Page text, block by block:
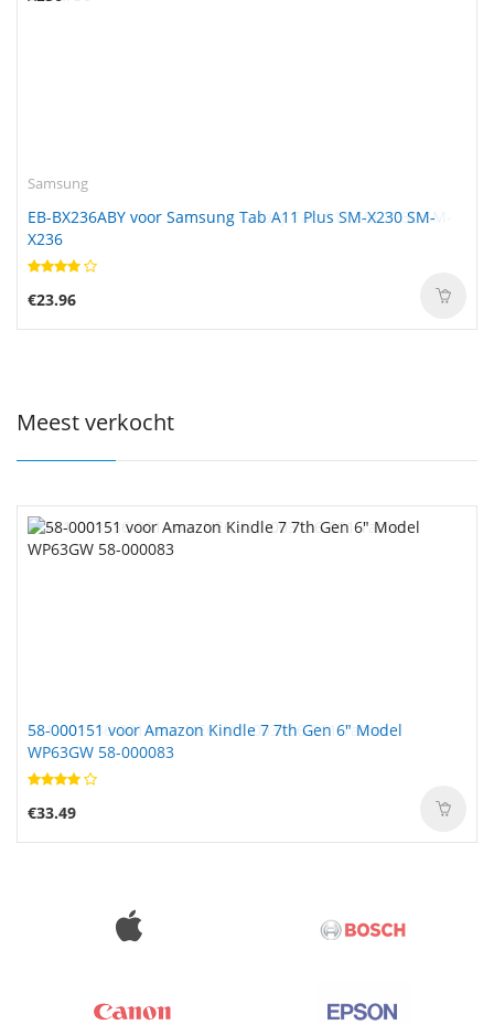
Samsung
EB-BX236ABY voor Samsung Tab A11 Plus SM-X230 SM-
X236
€23.96
Meest verkocht
58-000151 voor Amazon Kindle 7 7th Gen 6" Model
WP63GW 58-000083
€33.49